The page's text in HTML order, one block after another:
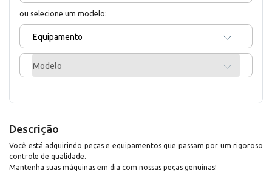
ou selecione um modelo:
Equipamento
Modelo
Descrição
Você está adquirindo peças e equipamentos que passam por um rigoroso
controle de qualidade.
Mantenha suas máquinas em dia com nossas peças genuínas!